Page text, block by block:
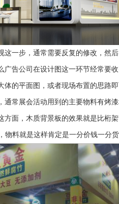
这一步，通常需要反复的修改，然
广告公司在设计图这一环节经常要
体的平面图，或者现场布置的思路即
通常展会活动用到的主要物料有烤
方面，木质背景板的效果就是比桁
物料就是这样肯定是一分价钱一分货